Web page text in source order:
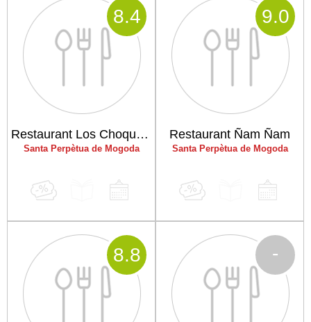
Restaurant Los Choqueros
Santa Perpètua de Mogoda
8.4
Restaurant Ñam Ñam
Santa Perpètua de Mogoda
9.0
8.8 -